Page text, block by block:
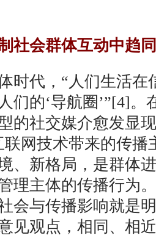
会群体互动中趋同
代，“人们生活在
们的‘导航圈’”[4]。
的社交媒介愈发显
联网技术带来的传播
、新格局，是群体
理主体的传播行为
会与传播影响就是
见观点，相同、相